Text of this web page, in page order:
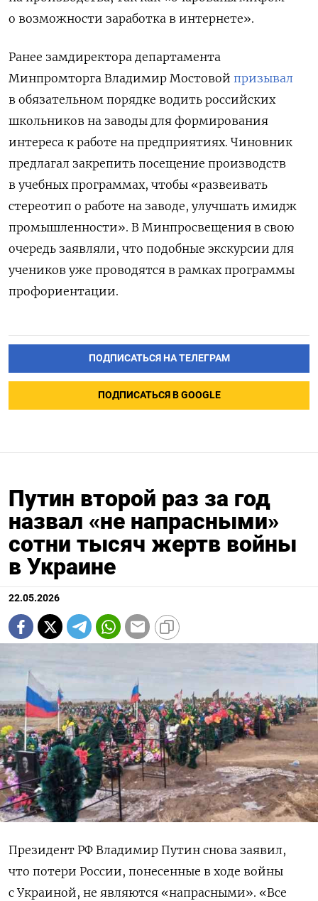
о возможности заработка в интернете».
Ранее замдиректора департамента
Минпромторга Владимир Мостовой призывал
в обязательном порядке водить российских
школьников на заводы для формирования
интереса к работе на предприятиях. Чиновник
предлагал закрепить посещение производств
в учебных программах, чтобы «развеивать
стереотип о работе на заводе, улучшать имидж
промышленности». В Минпросвещения в свою
очередь заявляли, что подобные экскурсии для
учеников уже проводятся в рамках программы
профориентации.
ПОДПИСАТЬСЯ НА ТЕЛЕГРАМ
ПОДПИСАТЬСЯ В GOOGLE
Путин второй раз за год
назвал «не напрасными»
сотни тысяч жертв войны
в Украине
22.05.2026
Президент РФ Владимир Путин снова заявил,
что потери России, понесенные в ходе войны
с Украиной, не являются «напрасными». «Все